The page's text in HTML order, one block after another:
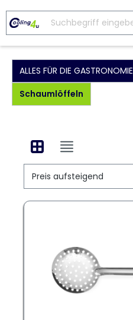
ALLES FÜR DIE GASTRONOMIE
Schaumlöffeln